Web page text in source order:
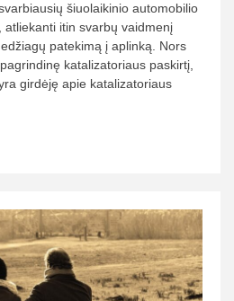
šiuolaikinio automobilio
atliekanti itin svarbų vaidmenį
patekimą į aplinką. Nors
katalizatoriaus paskirtį,
girdėję apie katalizatoriaus